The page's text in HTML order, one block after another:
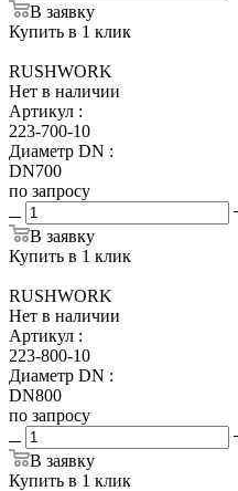
В заявку
Купить в 1 клик
RUSHWORK
Нет в наличии
Артикул :
223-700-10
Диаметр DN :
DN700
по запросу
В заявку
Купить в 1 клик
RUSHWORK
Нет в наличии
Артикул :
223-800-10
Диаметр DN :
DN800
по запросу
В заявку
Купить в 1 клик